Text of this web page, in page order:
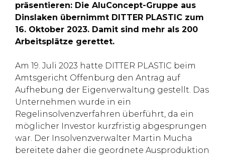
präsentieren: Die AluConcept-Gruppe aus
Dinslaken übernimmt DITTER PLASTIC zum
16. Oktober 2023. Damit sind mehr als 200
Arbeitsplätze gerettet.
Am 19. Juli 2023 hatte DITTER PLASTIC beim
Amtsgericht Offenburg den Antrag auf
Aufhebung der Eigenverwaltung gestellt. Das
Unternehmen wurde in ein
Regelinsolvenzverfahren überführt, da ein
möglicher Investor kurzfristig abgesprungen
war. Der Insolvenzverwalter Martin Mucha
bereitete daher die geordnete Ausproduktion